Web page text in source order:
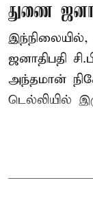
துணை
ஜனாதிபதி
அந்தமான்
டெல்லியில்